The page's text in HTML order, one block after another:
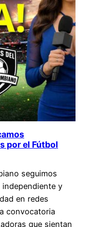
por el Fútbol
seguimos
y
en redes
convocatoria
que sientan